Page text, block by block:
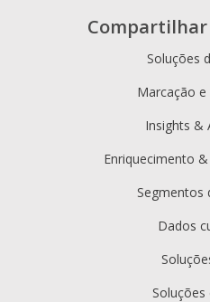
Compartilhar
Soluções
Marcação e
Insights &
Enriquecimento
Segmentos
Dados
Soluções